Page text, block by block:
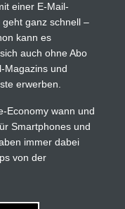
einer E-Mail-
ganz schnell –
kann es
auch ohne Abo
Magazins und
erwerben.
Economy wann und
Smartphones und
immer dabei
von der